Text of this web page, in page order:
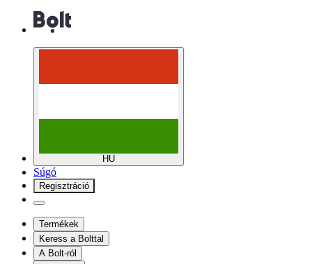
HU
Súgó
Regisztráció
Termékek
Keress a Bolttal
A Bolt-ról